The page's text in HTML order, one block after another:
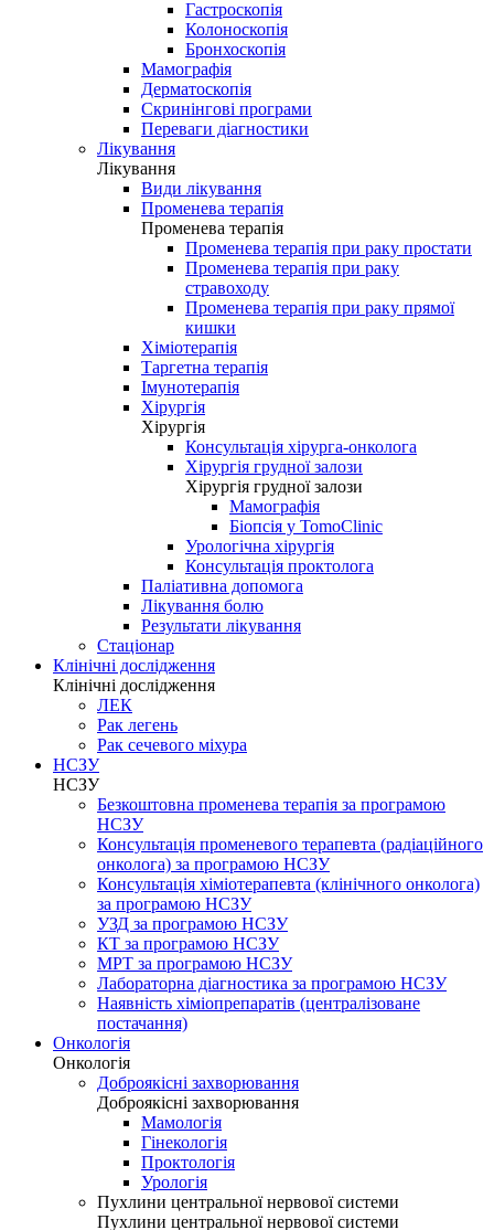
Гастроскопія
Колоноскопія
Бронхоскопія
Мамографія
Дерматоскопія
Скринінгові програми
Переваги діагностики
Лікування
Лікування
Види лікування
Променева терапія
Променева терапія
Променева терапія при раку простати
Променева терапія при раку
стравоходу
Променева терапія при раку прямої
кишки
Хіміотерапія
Таргетна терапія
Імунотерапія
Хірургія
Хірургія
Консультація хірурга-онколога
Хірургія грудної залози
Хірургія грудної залози
Мамографія
Біопсія у TomoClinic
Урологічна хірургія
Консультація проктолога
Паліативна допомога
Лікування болю
Результати лікування
Стаціонар
Клінічні дослідження
Клінічні дослідження
ЛЕК
Рак легень
Рак сечевого міхура
НСЗУ
НСЗУ
Безкоштовна променева терапія за програмою
НСЗУ
Консультація променевого терапевта (радіаційного
онколога) за програмою НСЗУ
Консультація хіміотерапевта (клінічного онколога)
за програмою НСЗУ
УЗД за програмою НСЗУ
КТ за програмою НСЗУ
МРТ за програмою НСЗУ
Лабораторна діагностика за програмою НСЗУ
Наявність хіміопрепаратів (централізоване
постачання)
Онкологія
Онкологія
Доброякісні захворювання
Доброякісні захворювання
Мамологія
Гінекологія
Проктологія
Урологія
Пухлини центральної нервової системи
Пухлини центральної нервової системи